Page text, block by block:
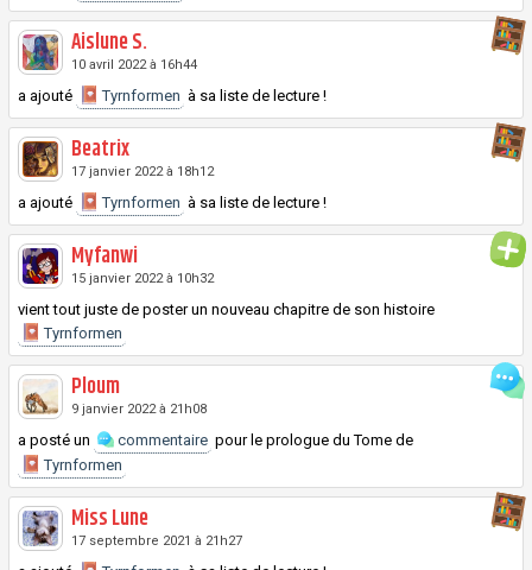
Aislune S.
10 avril 2022 à 16h44
a ajouté Tyrnformen à sa liste de lecture !
Beatrix
17 janvier 2022 à 18h12
a ajouté Tyrnformen à sa liste de lecture !
Myfanwi
15 janvier 2022 à 10h32
vient tout juste de poster un nouveau chapitre de son histoire
Tyrnformen
Ploum
9 janvier 2022 à 21h08
a posté un commentaire pour le prologue duTome de
Tyrnformen
Miss Lune
17 septembre 2021 à 21h27